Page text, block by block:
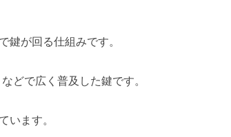
が回る仕組みです。
どで広く普及した鍵です。
います。